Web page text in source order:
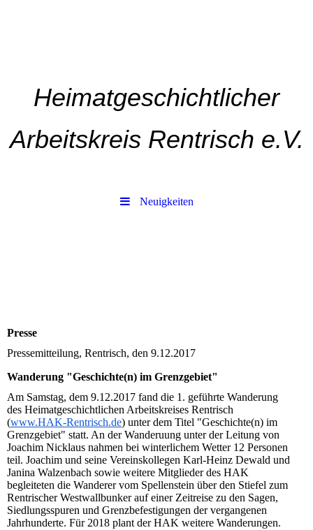
Heimatgeschichtlicher
Arbeitskreis Rentrisch e.V.
Neuigkeiten
Presse
Pressemitteilung, Rentrisch, den 9.12.2017
Wanderung "Geschichte(n) im Grenzgebiet"
Am Samstag, dem 9.12.2017 fand die 1. geführte Wanderung
des Heimatgeschichtlichen Arbeitskreises Rentrisch
(www.HAK-Rentrisch.de) unter dem Titel "Geschichte(n) im
Grenzgebiet" statt. An der Wanderuung unter der Leitung von
Joachim Nicklaus nahmen bei winterlichem Wetter 12 Personen
teil. Joachim und seine Vereinskollegen Karl-Heinz Dewald und
Janina Walzenbach sowie weitere Mitglieder des HAK
begleiteten die Wanderer vom Spellenstein über den Stiefel zum
Rentrischer Westwallbunker auf einer Zeitreise zu den Sagen,
Siedlungsspuren und Grenzbefestigungen der vergangenen
Jahrhunderte. Für 2018 plant der HAK weitere Wanderungen.